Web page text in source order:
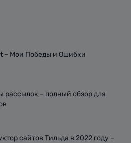
– Мои Победы и Ошибки
рассылок – полный обзор для
сайтов Тильда в 2022 году –